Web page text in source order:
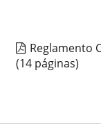
Reglamento
(14 páginas)